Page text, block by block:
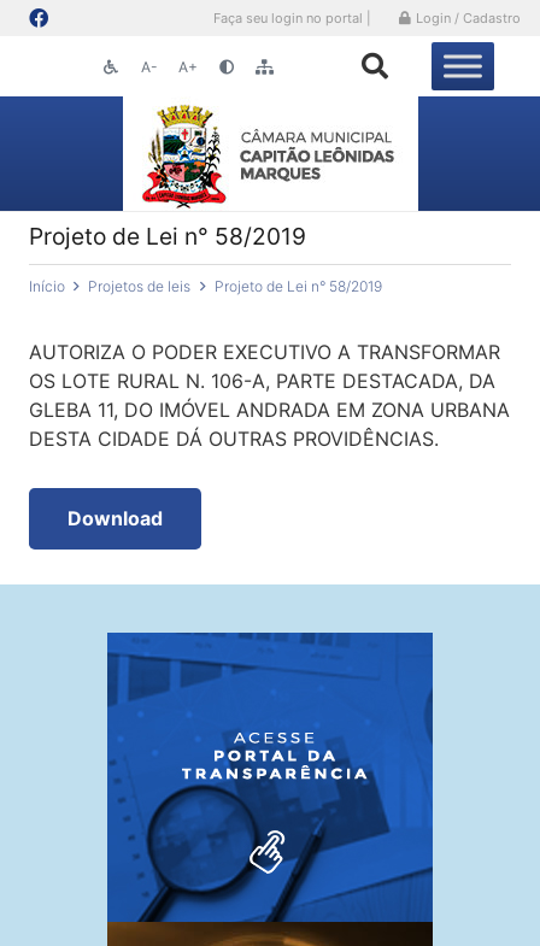
Faça seu login no portal | Login / Cadastro
A- A+
Projeto de Lei n° 58/2019
Início Projetos de leis Projeto de Lei n° 58/2019
AUTORIZA O PODER EXECUTIVO A TRANSFORMAR
OS LOTE RURAL N. 106-A, PARTE DESTACADA, DA
GLEBA 11, DO IMÓVEL ANDRADA EM ZONA URBANA
DESTA CIDADE DÁ OUTRAS PROVIDÊNCIAS.
Download